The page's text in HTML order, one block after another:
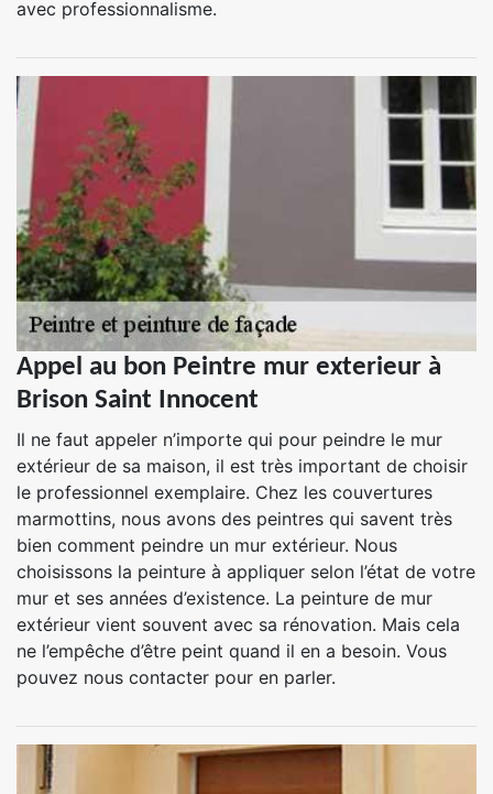
avec professionnalisme.
Appel au bon Peintre mur exterieur à
Brison Saint Innocent
Il ne faut appeler n’importe qui pour peindre le mur
extérieur de sa maison, il est très important de choisir
le professionnel exemplaire. Chez les couvertures
marmottins, nous avons des peintres qui savent très
bien comment peindre un mur extérieur. Nous
choisissons la peinture à appliquer selon l’état de votre
mur et ses années d’existence. La peinture de mur
extérieur vient souvent avec sa rénovation. Mais cela
ne l’empêche d’être peint quand il en a besoin. Vous
pouvez nous contacter pour en parler.